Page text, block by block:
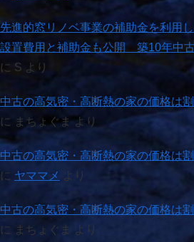
先進的窓リノベ事業の補助金を利用
設置費用と補助金も公開 築10年中
に S より
中古の高気密・高断熱の家の価格は
に
まちょぐまより
中古の高気密・高断熱の家の価格は
に ヤママメ より
中古の高気密・高断熱の家の価格は
に
まちょぐま より